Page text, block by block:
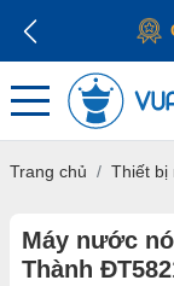
Trang chủ Thiết bị
Máy nước
Thành